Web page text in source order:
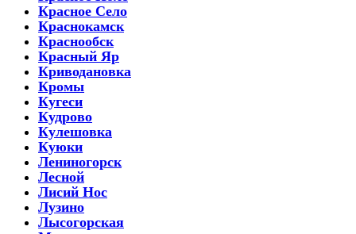
Красное Село
Краснокамск
Краснообск
Красный Яр
Криводановка
Кромы
Кугеси
Кудрово
Кулешовка
Куюки
Лениногорск
Лесной
Лисий Нос
Лузино
Лысогорская